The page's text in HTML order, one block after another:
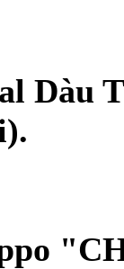
Dàu